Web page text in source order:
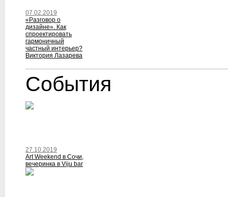
07.02.2019
«Разговор о
дизайне». Как
спроектировать
гармоничный
частный интерьер?
Виктория Лазарева
События
27.10.2019
Art Weekend в Сочи,
вечеринка в Viju bar